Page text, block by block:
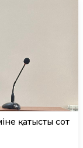
қатысты сот